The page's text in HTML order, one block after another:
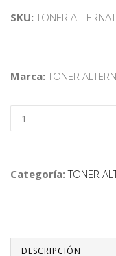
SKU:TONER
Marca:TONER
Categoría:TONER
DESCRIPCIÓN